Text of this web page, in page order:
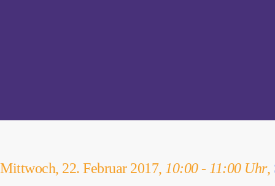
Mittwoch, 22. Februar 2017, 10:00 - 11:00 Uhr,